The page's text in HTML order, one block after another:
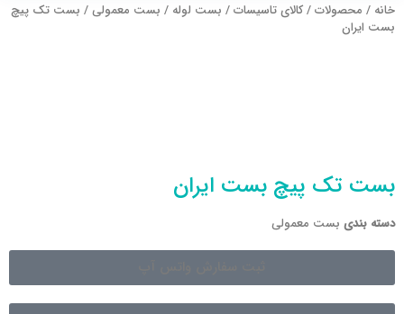
خانه / محصولات/کالای تاسیسات/ بست لوله / بست معمولی/ بست تک پیچ
بست ایران
بست تک پیچ بست ایران
دسته بندی بست معمولی